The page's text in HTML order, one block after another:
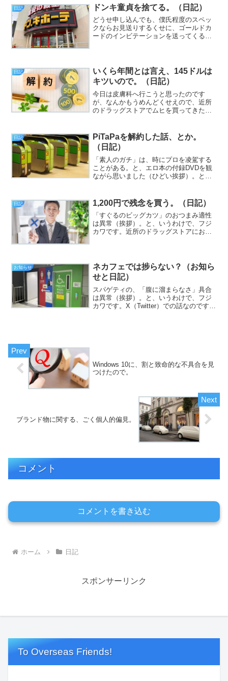
きことは、あらかた、ま、つまりはそう
いうことですよ（？）...
日記 ドンキ童貞を捨てる。（日記）
どうせ申し込んでも、僕氏程度のスペッ
クならお見送りするくせに、ゴールドカ
ードのインビテーションを送ってくる
近くにバーガーキングができ...
日記
いくら年間とは言え、145ドルは
キツいので。（日記）
今日は皮膚科へ行こうと思ったのです
が、なんかもうめんどくせえので、近所
のドラッグストアでムヒを買ってきた
そのかゆみ止め、セガミ薬局で買った、
PB（の割にはお高い）の奴よりも...
日記
PiTaPaを解約した話、とか。
（日記）
「素人のガチ」は、時にプロを凌駕する
ことがある。と、エロ本の付録DVDを観
ながら思いました（ひどい挨拶）。と、
ズブラック」がやはり美味しいので、ま
たケース買いするか？ ...
日記 1,200円で残念を買う。（日記）
「すぐるのビッグカツ」のおつまみ適性
は異常（挨拶）。と、いうわけで、フジ
カワです。近所のドラッグストアにおい
日のエントリは、「残当！」と...
お知らせ
ネカフェでは捗らない？（お知ら
せと日記）
スパゲティの、「腹に溜まらなさ」具合
は異常（挨拶）。と、いうわけで、フジ
カワです。X（Twitter）での話なのです
Windows 10に、割と致命的な不具合を見
つけたので。
ブランド物に関する、ごく個人的偏見。
コメント
コメントを書き込む
ホーム 日記
スポンサーリンク
To Overseas Friends!